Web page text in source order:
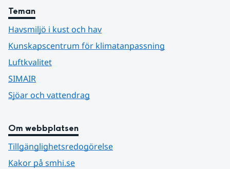
Teman
Havsmiljö i kust och hav
Kunskapscentrum för klimatanpassning
Luftkvalitet
SIMAIR
Sjöar och vattendrag
Om webbplatsen
Tillgänglighetsredogörelse
Kakor på smhi.se